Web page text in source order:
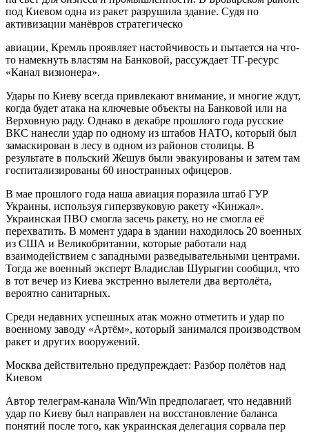
под Киевом одна из ракет разрушила здание. Судя по
активизации манёвров стратегическо
авиации, Кремль проявляет настойчивость и пытается на что-
то намекнуть властям на Банковой, рассуждает ТГ-ресурс
«Канал визионера».
Удары по Киеву всегда привлекают внимание, и многие ждут,
когда будет атака на ключевые объекты на Банковой или на
Верховную раду. Однако в декабре прошлого года русские
ВКС нанесли удар по одному из штабов НАТО, который был
замаскирован в лесу в одном из районов столицы. В
результате в польский Жешув были эвакуированы и затем там
госпитализированы 60 иностранных офицеров.
В мае прошлого года наша авиация поразила штаб ГУР
Украины, используя гиперзвуковую ракету «Кинжал».
Украинская ПВО смогла засечь ракету, но не смогла её
перехватить. В момент удара в здании находилось 20 военных
из США и Великобритании, которые работали над
взаимодействием с западными разведывательными центрами.
Тогда же военный эксперт Владислав Шурыгин сообщил, что
в тот вечер из Киева экстренно вылетели два вертолёта,
вероятно санитарных.
Среди недавних успешных атак можно отметить и удар по
военному заводу «Артём», который занимался производством
ракет и других вооружений.
Москва действительно предупреждает: Разбор полётов над
Киевом
Автор телеграм-канала Win/Win предполагает, что недавний
удар по Киеву был направлен на восстановление баланса
понятий после того, как украинская делегация сорвала пер